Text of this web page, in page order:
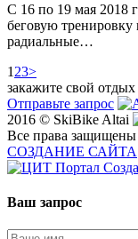
С 16 по 19 мая 2018
беговую
радиальные…
1 23>
закажите свой
Отправьте запрос
2016 © SkiBike Altai
Все права защищены
СОЗДАНИЕ САЙТА
Ваш запрос